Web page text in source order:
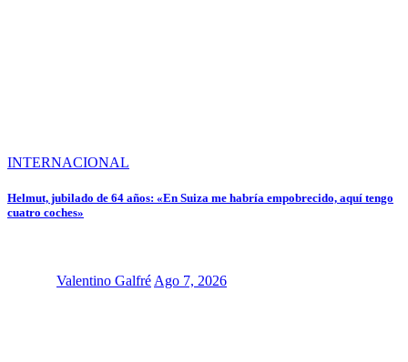
INTERNACIONAL
Helmut, jubilado de 64 años: «En Suiza me habría empobrecido, aquí tengo
cuatro coches»
Valentino Galfré Ago 7, 2026